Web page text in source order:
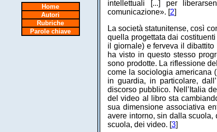
Home
Autori
Rubriche
Parole chiave
intellettuali [...] per
comunicazione». [2]
La società statunitense, così
quella progettata dai
il giornale) e ferveva il
ha visto in questo stesso
sono prodotte. La riflessione
come la sociologia americana
in guardia, in particolare,
discorso pubblico. Nell’Italia
del video al libro sta
sua dimensione associativa
avere intorno, sin dalla
scuola, dei video. [3]